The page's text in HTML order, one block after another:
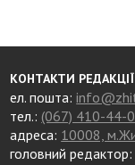
КОНТАКТИ
ел. пошта:
тел.: (067) 410-44-
адреса: 10008,
головний редактор: